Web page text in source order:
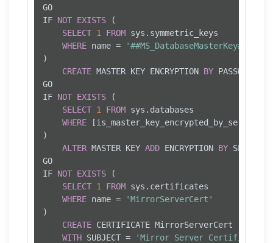
GO
IF NOT EXISTS (
SELECT 1 FROM sys.symmetric_keys
WHERE name =
'##MS_DatabaseMasterKey##'
)
CREATE MASTER KEY ENCRYPTION BY PASSWORD
GO
IF NOT EXISTS (
SELECT 1 FROM sys.databases
WHERE [is_master_key_encrypted_by_server]
)
ALTER MASTER KEY ADD ENCRYPTION BY SERVICE
GO
IF NOT EXISTS (
SELECT 1 FROM sys.certificates
WHERE name =
'MirrorServerCert'
)
CREATE CERTIFICATE MirrorServerCert
WITH SUBJECT = 'Mirror Server Certificate'